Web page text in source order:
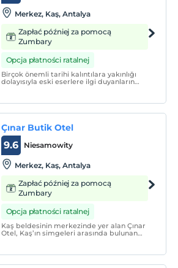
Merkez, Kaş, Antalya
Zapłać później za pomocą
Zumbary
Opcja płatności ratalnej
Birçok önemli tarihi kalıntılara yakınlığı
dolayısıyla eski eserlere ilgi duyanların
alan Puya Pansiyon, renkli Türk motifleriyle
süslenen sıcak bir aile ortamı sunuyor.
Çınar Butik Otel
Niesamowity
9.6
Merkez, Kaş, Antalya
Zapłać później za pomocą
Zumbary
Opcja płatności ratalnej
Kaş beldesinin merkezinde yer alan Çınar
Otel, Kaş’ın simgeleri arasında bulunan
misafirlerine ayrıcalıklı bir konaklama
deneyimi sunmaktadır.